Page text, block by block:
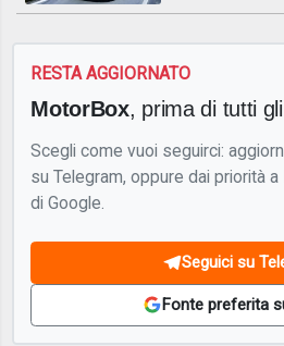
RESTA AGGIORNATO
MotorBox, prima di tutti
Scegli come vuoi seguirci:
su Telegram, oppure dai priorità
di Google.
Seguici su
Fonte preferita